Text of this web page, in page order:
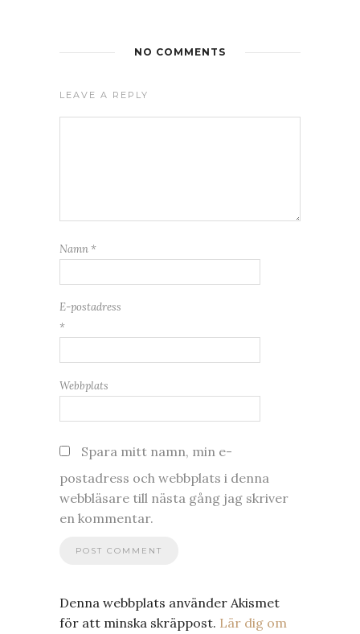
NO COMMENTS
LEAVE A REPLY
Namn *
E-postadress
*
Webbplats
Spara mitt namn, min e-
postadress och webbplats i denna
webbläsare till nästa gång jag skriver
en kommentar.
Denna webbplats använder Akismet
för att minska skräppost. Lär dig om